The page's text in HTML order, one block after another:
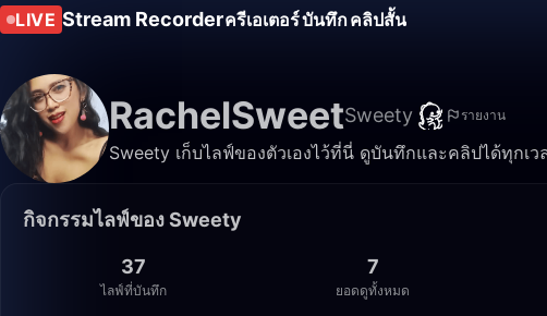
LIVE Stream Recorderครีเอเตอร์บันทึกคลิปสั้น
RachelSweetSweety รายงาน
Sweety เก็บไลฟ์ของตัวเองไว้ที่นี่ ดูบันทึกและคลิปได้ทุกเว
กิจกรรมไลฟ์ของ Sweety
37
ไลฟ์ที่บันทึก
7
ยอดดูทั้งหมด